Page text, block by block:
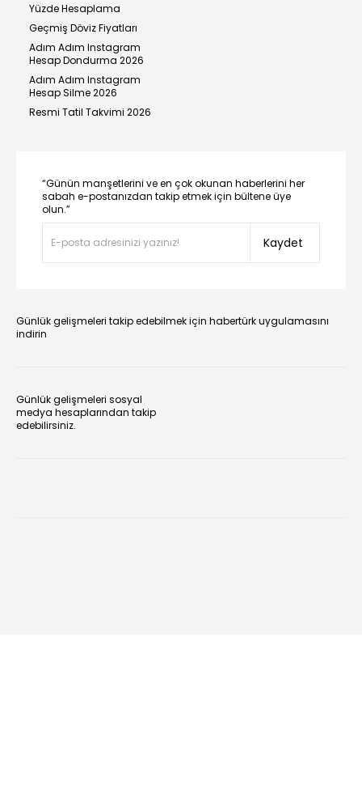
Yüzde Hesaplama
Geçmiş Döviz Fiyatları
Adım Adım Instagram
Hesap Dondurma 2026
Adım Adım Instagram
Hesap Silme 2026
Resmi Tatil Takvimi 2026
“Günün manşetlerini ve en çok okunan haberlerini her
sabah e-postanızdan takip etmek için bültene üye
olun.”
Kaydet
Günlük gelişmeleri takip edebilmek için habertürk uygulamasını
indirin
Günlük gelişmeleri sosyal
medya hesaplarından takip
edebilirsiniz.